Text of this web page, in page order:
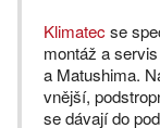
Klimatec se
montáž a
a Matushima.
vnější,
se dávají do